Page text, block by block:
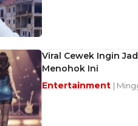
Viral Cewek Ingin
Menohok Ini
Entertainment |